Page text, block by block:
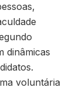
dinâmicas
voluntária